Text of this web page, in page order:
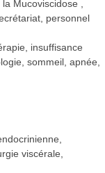
Mucoviscidose
personnel
insuffisance
sommeil, apnée,
viscérale,